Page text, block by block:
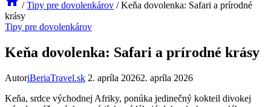
/ Tipy pre dovolenkárov / Keňa dovolenka: Safari a prírodné
krásy
Tipy pre dovolenkárov
Keňa dovolenka: Safari a prírodné krásy
AutoriBeriaTravel.sk 2. apríla 20262. apríla 2026
Keňa, ‌srdce východnej Afriky,‍ ponúka jedinečný kokteil divokej